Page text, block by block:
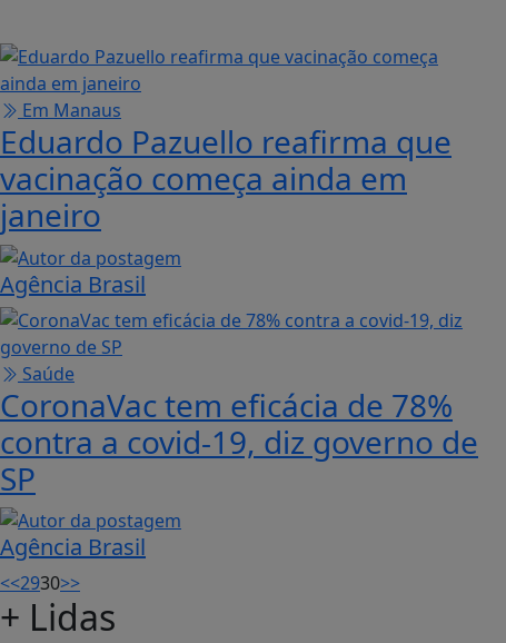
Em Manaus
Eduardo Pazuello reafirma que
vacinação começa ainda em
janeiro
Agência Brasil
Saúde
CoronaVac tem eficácia de 78%
contra a covid-19, diz governo de
SP
Agência Brasil
<<2930>>
+ Lidas